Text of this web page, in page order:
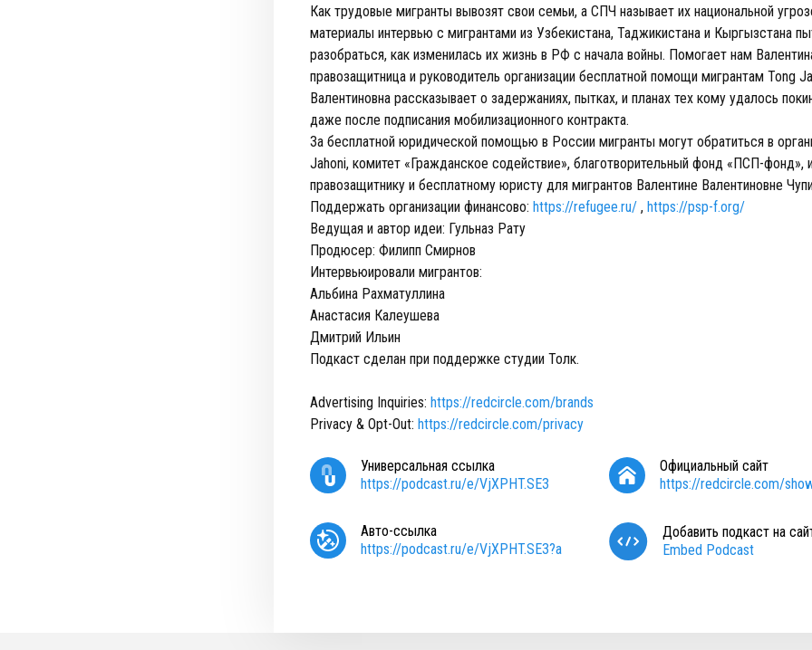
Как трудовые мигранты вывозят свои семьи, а СПЧ называет их национальной
материалы интервью с мигрантами из Узбекистана, Таджикистана и Кыргызстана
разобраться, как изменилась их жизнь в РФ с начала войны. Помогает нам
правозащитница и руководитель организации бесплатной помощи мигрантам Tong
Валентиновна рассказывает о задержаниях, пытках, и планах тех кому удалось
даже после подписания мобилизационного контракта.
За бесплатной юридической помощью в России мигранты могут обратиться в
Jahoni, комитет «Гражданское содействие», благотворительный фонд «ПСП-фонд»,
правозащитнику и бесплатному юристу для мигрантов Валентине Валентиновне
Поддержать организации финансово: https://refugee.ru/ , https://psp-f.org/
Ведущая и автор идеи: Гульназ Рату
Продюсер: Филипп Смирнов
Интервьюировали мигрантов:
Альбина Рахматуллина
Анастасия Калеушева
Дмитрий Ильин
Подкаст сделан при поддержке студии Толк.
Advertising Inquiries: https://redcircle.com/brands
Privacy & Opt-Out: https://redcircle.com/privacy
Универсальная ссылка
https://podcast.ru/e/VjXPHT.SE3
Официальный сайт
https://redcircle.com/
Авто-ссылка
https://podcast.ru/e/VjXPHT.SE3?a
Добавить подкаст на
Embed Podcast